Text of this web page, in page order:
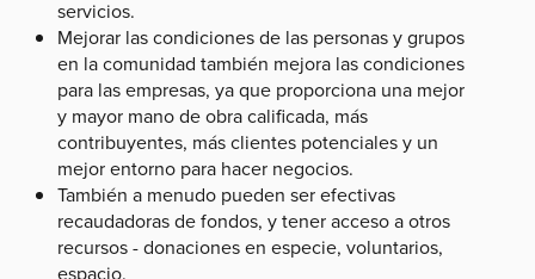
servicios.
Mejorar las condiciones de las personas y grupos
en la comunidad también mejora las condiciones
para las empresas, ya que proporciona una mejor
y mayor mano de obra calificada, más
contribuyentes, más clientes potenciales y un
mejor entorno para hacer negocios.
También a menudo pueden ser efectivas
recaudadoras de fondos, y tener acceso a otros
recursos - donaciones en especie, voluntarios,
espacio.